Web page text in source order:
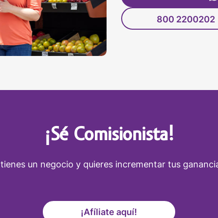
800 2200202
¡Sé Comisionista!
un negocio y quieres incrementar tus
¡Afíliate aquí!